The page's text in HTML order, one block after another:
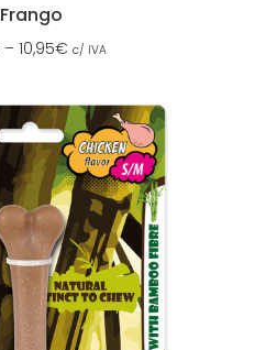
Frango
– 10,95€ c/ IVA